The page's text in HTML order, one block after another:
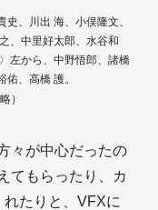
史、川出 海、小俣隆文、
、中里好太郎、水谷和
左から、中野悟郎、諸橋
、高橋 護。
）
々が中心だったの
てもらったり、カ
れたりと、VFXに